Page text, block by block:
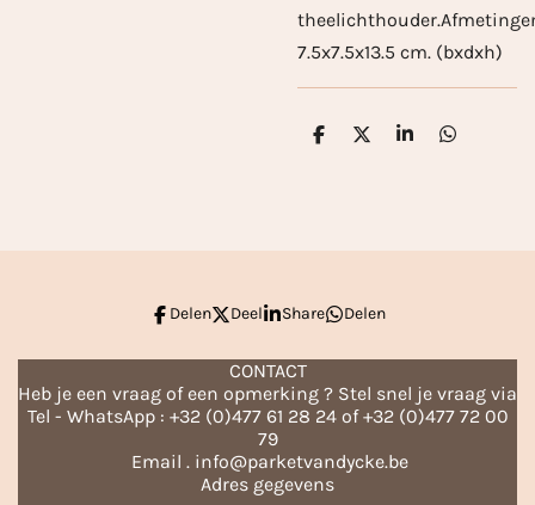
7.5x7.5x13.5 cm. (bxdxh)
D
D
S
D
Delen Deel Share Delen
CONTACT
Heb je een vraag of een opmerking ? Stel snel je vraag via
Tel - WhatsApp : +32 (0)477 61 28 24 of +32 (0)477 72 00
79
Email . info@parketvandycke.be
Adres gegevens